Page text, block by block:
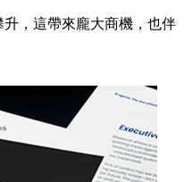
，這帶來龐大商機，也伴